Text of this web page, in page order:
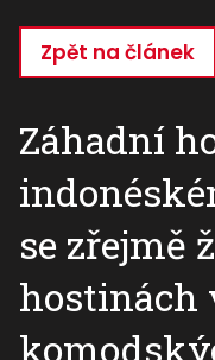
hlavnímu
Zpět na článek
Záhadní
se zřejmě
hostinách